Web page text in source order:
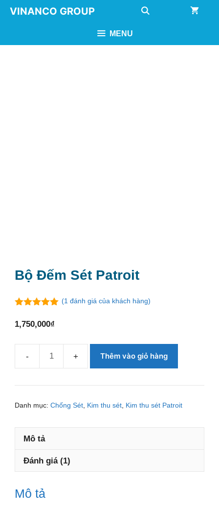
Chuyển
dung
VINANCO GROUP
MENU
Bộ Đếm Sét Patroit
5
(1đánh giá của khách hàng)
1,750,000₫
sét
patroit
lượng
Thêm vào giỏ hàng
Danh mục: Chống Sét, Kim thu sét, Kim thu sét Patroit
Mô tả
Đánh giá (1)
Mô tả